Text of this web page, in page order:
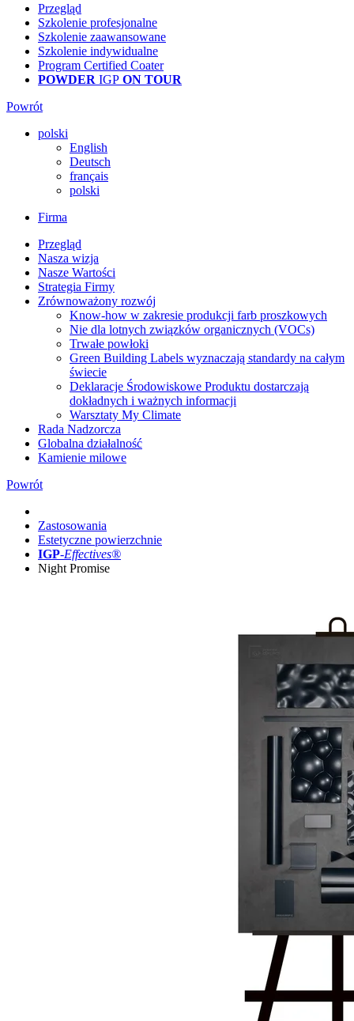
Przegląd
Szkolenie profesjonalne
Szkolenie zaawansowane
Szkolenie indywidualne
Program Certified Coater
POWDER IGP ON TOUR
Powrót
polski
English
Deutsch
français
polski
Firma
Przegląd
Nasza wizja
Nasze Wartości
Strategia Firmy
Zrównoważony rozwój
Know-how w zakresie produkcji farb proszkowych
Nie dla lotnych związków organicznych (VOCs)
Trwałe powłoki
Green Building Labels wyznaczają standardy na całym
świecie
Deklaracje Środowiskowe Produktu dostarczają
dokładnych i ważnych informacji
Warsztaty My Climate
Rada Nadzorcza
Globalna działalność
Kamienie milowe
Powrót
Zastosowania
Estetyczne powierzchnie
IGP-Effectives®
Night Promise